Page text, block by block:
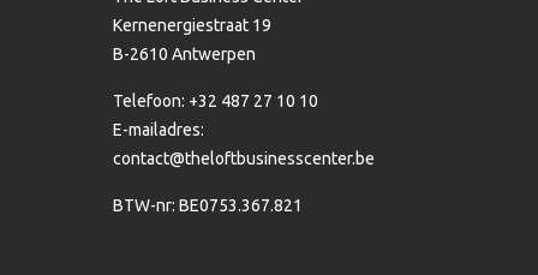
Kernenergiestraat 19
B-2610 Antwerpen
Telefoon: +32 487 27 10 10
E-mailadres:
contact@theloftbusinesscenter.be
BTW-nr: BE0753.367.821